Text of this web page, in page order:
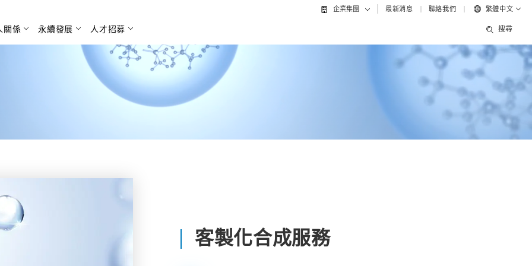
企業集團 最新消息 聯絡我們 繁體中文
關係 永續發展 人才招募 搜尋
搜尋
客製化合成服務